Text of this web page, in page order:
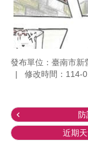
發布單位：臺南市新
修改時間：114-
防
近期